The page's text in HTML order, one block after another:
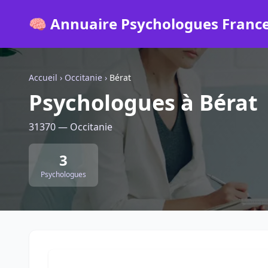
🧠 Annuaire Psychologues
Accueil › Occitanie › Bérat
Psychologues à Bérat
31370 — Occitanie
3
Psychologues